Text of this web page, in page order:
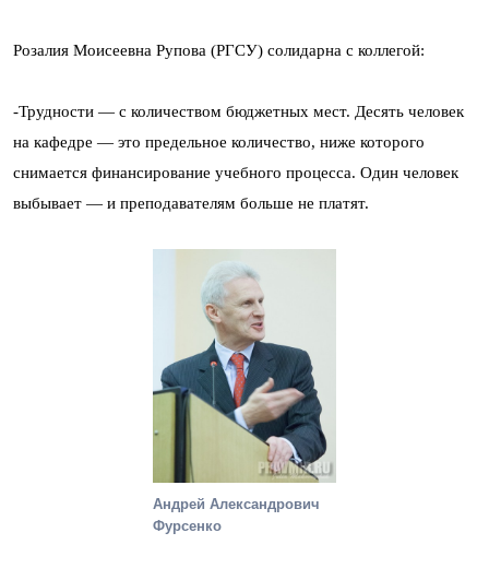
Розалия Моисеевна Рупова (РГСУ) солидарна с коллегой:
-Трудности — с количеством бюджетных мест. Десять человек
на кафедре — это предельное количество, ниже которого
снимается финансирование учебного процесса. Один человек
выбывает — и преподавателям больше не платят.
Андрей Александрович
Фурсенко